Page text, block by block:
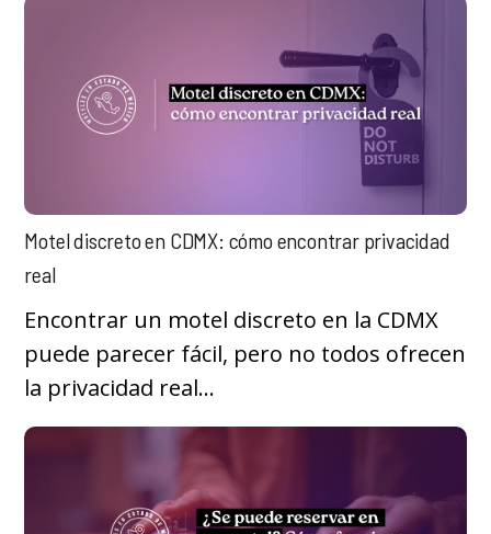
Motel discreto en CDMX: cómo encontrar privacidad
real
Encontrar un motel discreto en la CDMX
puede parecer fácil, pero no todos ofrecen
la privacidad real...